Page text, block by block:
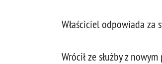
Właściciel odpowiada za
Wrócił ze służby z